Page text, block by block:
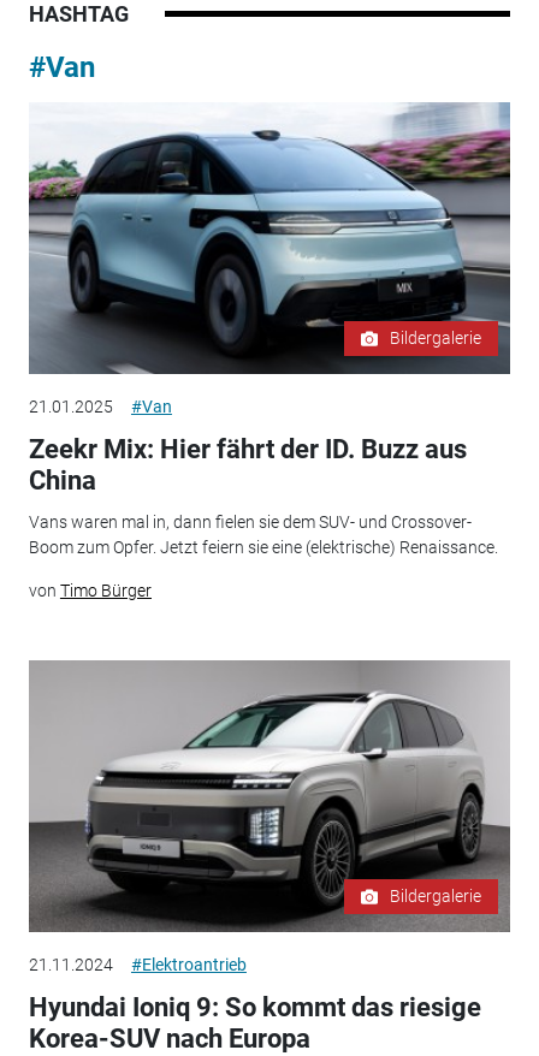
HASHTAG
#Van
Bildergalerie
21.01.2025 #Van
Zeekr Mix: Hier fährt der ID. Buzz aus
China
Vans waren mal in, dann fielen sie dem SUV- und Crossover-
Boom zum Opfer. Jetzt feiern sie eine (elektrische) Renaissance.
von Timo Bürger
Bildergalerie
21.11.2024 #Elektroantrieb
Hyundai Ioniq 9: So kommt das riesige
Korea-SUV nach Europa